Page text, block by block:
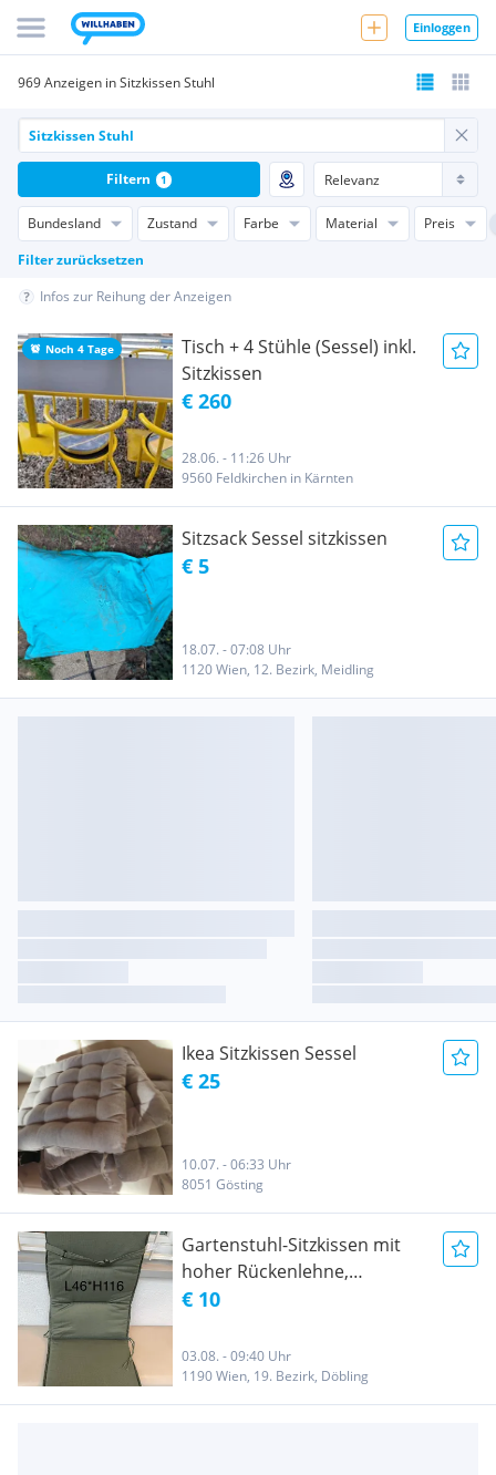
Einloggen
969 Anzeigen in Sitzkissen Stuhl
Bundesland Zustand Farbe Material
Preis
Filter zurücksetzen
Filtern 1
Infos zur Reihung der Anzeigen
Noch 4 Tage
Tisch + 4 Stühle (Sessel) inkl.
Sitzkissen
€ 260
28.06. - 11:26 Uhr
9560 Feldkirchen in Kärnten
Sitzsack Sessel sitzkissen
€ 5
18.07. - 07:08 Uhr
1120 Wien, 12. Bezirk, Meidling
Ikea Sitzkissen Sessel
€ 25
10.07. - 06:33 Uhr
8051 Gösting
Gartenstuhl-Sitzkissen mit
hoher Rückenlehne,
Gartenmöbel-Sitzkissen,
Sitzkissen für Outdoor-Stühle
€ 10
03.08. - 09:40 Uhr
1190 Wien, 19. Bezirk, Döbling